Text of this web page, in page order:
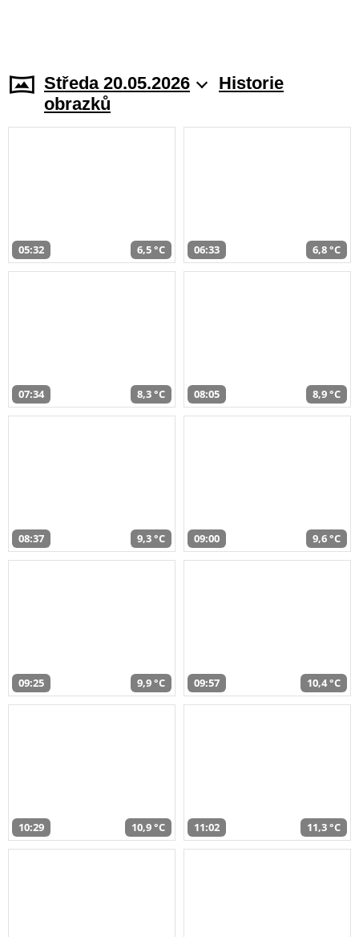
Středa 20.05.2026
Historie
obrazků
05:32 6,5 °C 06:33 6,8 °C
07:34 8,3 °C 08:05 8,9 °C
08:37 9,3 °C 09:00 9,6 °C
09:25 9,9 °C 09:57 10,4 °C
10:29 10,9 °C 11:02 11,3 °C